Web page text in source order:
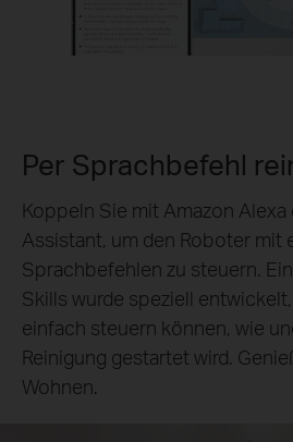
Per Sprachbefehl
Koppeln Sie mit Amazon
Assistant, um den Roboter mit
Sprachbefehlen zu steuern.
Skills wurde speziell
einfach steuern können, wie
Reinigung gestartet wird.
Wohnen.